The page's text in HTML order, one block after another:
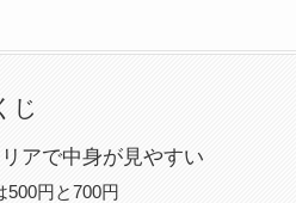
じ
アで中身が見やすい
円と700円